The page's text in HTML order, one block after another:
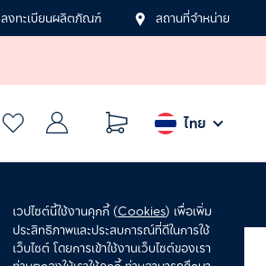
ลงทะเบียนผลิตภัณฑ์ สถานที่จำหน่าย
ไทย
เวปไซต์นี้ใช้งานคุกกี้ (Cookies) เพื่อเพิ่ม
ประสิทธิภาพและประสบการณ์ที่ดีในการใช้
เว็บไซต์ โดยการเข้าใช้งานเว็บไซต์ของเรา